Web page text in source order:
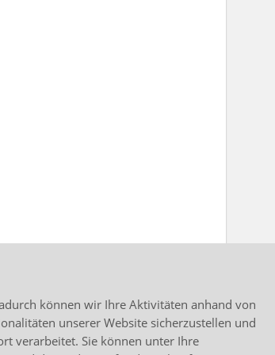
können wir Ihre Aktivitäten anhand von
unserer Website sicherzustellen und
verarbeitet. Sie können unter Ihre